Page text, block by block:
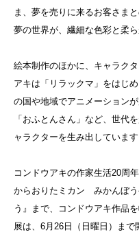
ま、夢を売りに来るお客さま
夢の世界が、繊細な色彩と柔
絵本制作のほかに、キャラク
アキは「リラックマ」をはじ
の国や地域でアニメーション
「おふとんさん」など、世代
ャラクターを生み出しています
コンドウアキの作家生活20周
からおりたミカン みかんぼう
う』まで、コンドウアキ作品
展は、6月26日（日曜日）まで